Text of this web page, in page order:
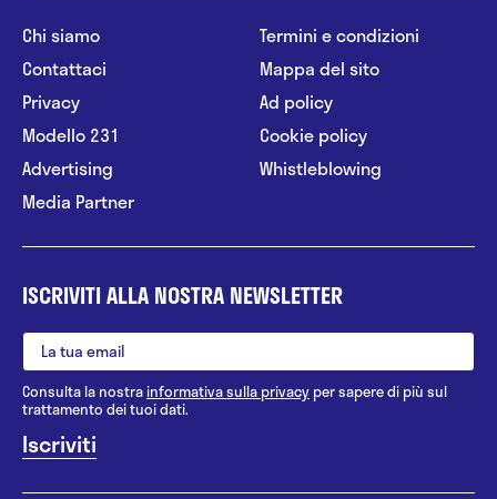
Chi siamo
Contattaci
Privacy
Modello 231
Advertising
Media Partner
Termini e condizioni
Mappa del sito
Ad policy
Cookie policy
Whistleblowing
ISCRIVITI ALLA NOSTRA NEWSLETTER
Consulta la nostrainformativa sulla privacy per sapere di più sul
trattamento dei tuoi dati.